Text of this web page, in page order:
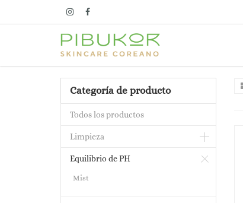
Categoría de producto
Todos los productos
Limpieza
Equilibrio de PH
Mist